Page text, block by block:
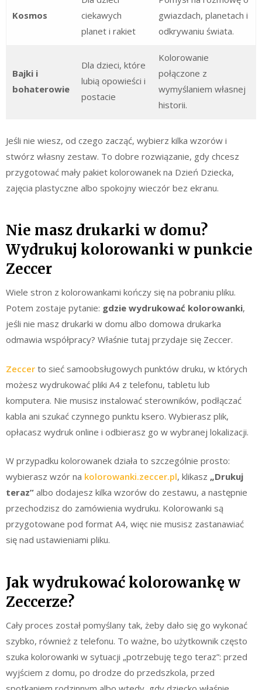
Kosmos
ciekawych
planet i rakiet
gwiazdach, planetach i
odkrywaniu świata.
Bajki i
bohaterowie
Dla dzieci, które
lubią opowieści i
postacie
Kolorowanie
połączone z
wymyślaniem własnej
historii.
Jeśli nie wiesz, od czego zacząć, wybierz kilka wzorów i
stwórz własny zestaw. To dobre rozwiązanie, gdy chcesz
przygotować mały pakiet kolorowanek na Dzień Dziecka,
zajęcia plastyczne albo spokojny wieczór bez ekranu.
Nie masz drukarki w domu?
Wydrukuj kolorowanki w punkcie
Zeccer
Wiele stron z kolorowankami kończy się na pobraniu pliku.
Potem zostaje pytanie: gdzie wydrukować kolorowanki,
jeśli nie masz drukarki w domu albo domowa drukarka
odmawia współpracy? Właśnie tutaj przydaje się Zeccer.
Zeccer to sieć samoobsługowych punktów druku, w których
możesz wydrukować pliki A4 z telefonu, tabletu lub
komputera. Nie musisz instalować sterowników, podłączać
kabla ani szukać czynnego punktu ksero. Wybierasz plik,
opłacasz wydruk online i odbierasz go w wybranej lokalizacji.
W przypadku kolorowanek działa to szczególnie prosto:
wybierasz wzór na kolorowanki.zeccer.pl, klikasz „Drukuj
teraz” albo dodajesz kilka wzorów do zestawu, a następnie
przechodzisz do zamówienia wydruku. Kolorowanki są
przygotowane pod format A4, więc nie musisz zastanawiać
się nad ustawieniami pliku.
Jak wydrukować kolorowankę w
Zeccerze?
Cały proces został pomyślany tak, żeby dało się go wykonać
szybko, również z telefonu. To ważne, bo użytkownik często
szuka kolorowanki w sytuacji „potrzebuję tego teraz”: przed
wyjściem z domu, po drodze do przedszkola, przed